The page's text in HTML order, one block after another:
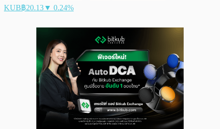
KUB฿20.13▼ 0.24%